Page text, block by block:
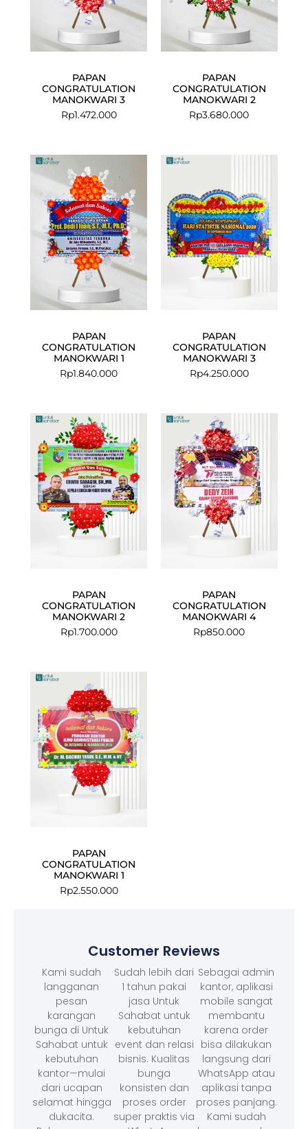
PAPAN
CONGRATULATION
MANOKWARI 3
Rp1.472.000
PAPAN
CONGRATULATION
MANOKWARI 2
Rp3.680.000
PAPAN
CONGRATULATION
MANOKWARI 1
Rp1.840.000
PAPAN
CONGRATULATION
MANOKWARI 3
Rp4.250.000
PAPAN
CONGRATULATION
MANOKWARI 2
Rp1.700.000
PAPAN
CONGRATULATION
MANOKWARI 4
Rp850.000
PAPAN
CONGRATULATION
MANOKWARI 1
Rp2.550.000
Customer Reviews
Kami sudah
langganan
pesan
karangan
bunga di Untuk
Sahabat untuk
kebutuhan
kantor—mulai
dari ucapan
selamat hingga
dukacita.
Sudah lebih dari
1 tahun pakai
jasa Untuk
Sahabat untuk
kebutuhan
event dan relasi
bisnis. Kualitas
bunga
konsisten dan
proses order
super praktis via
Sebagai admin
kantor, aplikasi
mobile sangat
membantu
karena order
bisa dilakukan
langsung dari
WhatsApp atau
aplikasi tanpa
proses panjang.
Kami sudah